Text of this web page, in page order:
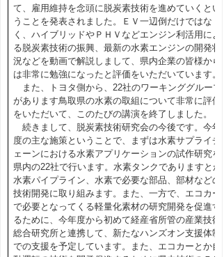
て、雇用維持を念頭に脱炭素技術を進めていくとい
うことを発表されました。ＥＶ一辺倒だけではな
く、ハイブリッドやＰＨＶなどエンジン利活用によ
る脱炭素技術の振興、最新の水素エンジンの開発状
況などを動画で解説しまして、県内企業の皆様から
は非常に勉強になったと評価をいただいています。
また、トヨタ側から、22社のワーキンググループ
があります鳥取県の水素の取組について非常に評価
をいただいて、このたびの講演を終了しました。
続きまして、脱炭素技術研究会の今後です。今年
度の主な施策ということで、まずは水素サプライチ
ェーンにおける水素アプリケーションの試作研究を
県内の22社で行います。水素タンクでありますとか
水素パイプライン、水素で必要な部品、部材などの
技術開発に取り組みます。また、一方で、エコカー
で必要となってくる軽量化素材の研究開発を促進す
るために、今年度から初めて経産省所管の産業技術
総合研究所と連携して、新たなハンズオン支援体制
での支援を予定しています。また、エコカーとか自